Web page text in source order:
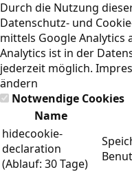
Durch die Nutzung
Datenschutz- und
mittels Google Analytics
Analytics ist in der
jederzeit möglich.
ändern
Notwendige Cookies
Name
hidecookie-
declaration
(Ablauf: 30 Tage)